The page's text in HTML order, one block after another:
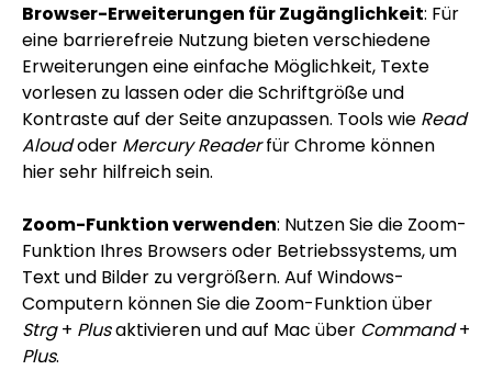
Browser-Erweiterungen für Zugänglichkeit: Für
eine barrierefreie Nutzung bieten verschiedene
Erweiterungen eine einfache Möglichkeit, Texte
vorlesen zu lassen oder die Schriftgröße und
Kontraste auf der Seite anzupassen. Tools wie Read
Aloudoder Mercury Readerfür Chrome können
hier sehr hilfreich sein.
Zoom-Funktion verwenden: Nutzen Sie die Zoom-
Funktion Ihres Browsers oder Betriebssystems, um
Text und Bilder zu vergrößern. Auf Windows-
Computern können Sie die Zoom-Funktion über
Strg+ Plusaktivieren und auf Mac über Command+
Plus.